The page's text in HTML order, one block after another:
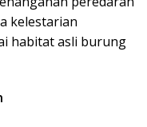
kelestarian
habitat asli burung